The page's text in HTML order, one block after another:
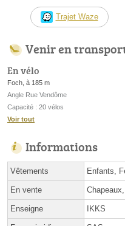
Trajet Waze
Venir en
En vélo
Foch, à 185 m
Angle Rue Vendôme
Capacité : 20 vélos
Voir tout
Informations
Vêtements Enfants,
En vente
Enseigne IKKS